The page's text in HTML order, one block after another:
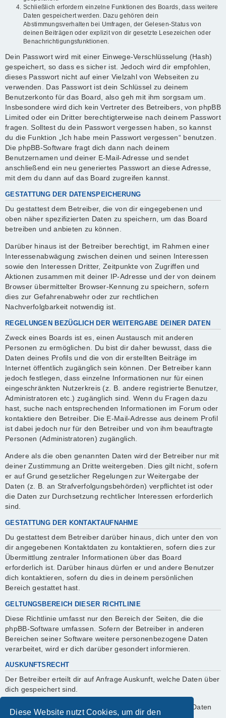
Diese Website nutzt Cookies, um dir den
Schließlich erfordern einzelne Funktionen des Boards, dass weitere
Daten gespeichert werden. Dazu gehören dein
Abstimmungsverhalten bei Umfragen, der Gelesen-Status von
deinen Beiträgen oder explizit von dir gesetzte Lesezeichen oder
Benachrichtigungsfunktionen.
Dein Passwort wird mit einer Einwege-Verschlüsselung (Hash)
gespeichert, so dass es sicher ist. Jedoch wird dir empfohlen,
dieses Passwort nicht auf einer Vielzahl von Webseiten zu
verwenden. Das Passwort ist dein Schlüssel zu deinem
Benutzerkonto für das Board, also geh mit ihm sorgsam um.
Insbesondere wird dich kein Vertreter des Betreibers, von phpBB
Limited oder ein Dritter berechtigterweise nach deinem Passwort
fragen. Solltest du dein Passwort vergessen haben, so kannst
du die Funktion „Ich habe mein Passwort vergessen“ benutzen.
Die phpBB-Software fragt dich dann nach deinem
Benutzernamen und deiner E-Mail-Adresse und sendet
anschließend ein neu generiertes Passwort an diese Adresse,
mit dem du dann auf das Board zugreifen kannst.
GESTATTUNG DER DATENSPEICHERUNG
Du gestattest dem Betreiber, die von dir eingegebenen und
oben näher spezifizierten Daten zu speichern, um das Board
betreiben und anbieten zu können.
Darüber hinaus ist der Betreiber berechtigt, im Rahmen einer
Interessenabwägung zwischen deinen und seinen Interessen
sowie den Interessen Dritter, Zeitpunkte von Zugriffen und
Aktionen zusammen mit deiner IP-Adresse und der von deinem
Browser übermittelter Browser-Kennung zu speichern, sofern
dies zur Gefahrenabwehr oder zur rechtlichen
Nachverfolgbarkeit notwendig ist.
REGELUNGEN BEZÜGLICH DER WEITERGABE DEINER DATEN
Zweck eines Boards ist es, einen Austausch mit anderen
Personen zu ermöglichen. Du bist dir daher bewusst, dass die
Daten deines Profils und die von dir erstellten Beiträge im
Internet öffentlich zugänglich sein können. Der Betreiber kann
jedoch festlegen, dass einzelne Informationen nur für einen
eingeschränkten Nutzerkreis (z. B. andere registrierte Benutzer,
Administratoren etc.) zugänglich sind. Wenn du Fragen dazu
hast, suche nach entsprechenden Informationen im Forum oder
kontaktiere den Betreiber. Die E-Mail-Adresse aus deinem Profil
ist dabei jedoch nur für den Betreiber und von ihm beauftragte
Personen (Administratoren) zugänglich.
Andere als die oben genannten Daten wird der Betreiber nur mit
deiner Zustimmung an Dritte weitergeben. Dies gilt nicht, sofern
er auf Grund gesetzlicher Regelungen zur Weitergabe der
Daten (z. B. an Strafverfolgungsbehörden) verpflichtet ist oder
die Daten zur Durchsetzung rechtlicher Interessen erforderlich
sind.
GESTATTUNG DER KONTAKTAUFNAHME
Du gestattest dem Betreiber darüber hinaus, dich unter den von
dir angegebenen Kontaktdaten zu kontaktieren, sofern dies zur
Übermittlung zentraler Informationen über das Board
erforderlich ist. Darüber hinaus dürfen er und andere Benutzer
dich kontaktieren, sofern du dies in deinem persönlichen
Bereich gestattet hast.
GELTUNGSBEREICH DIESER RICHTLINIE
Diese Richtlinie umfasst nur den Bereich der Seiten, die die
phpBB-Software umfassen. Sofern der Betreiber in anderen
Bereichen seiner Software weitere personenbezogene Daten
verarbeitet, wird er dich darüber gesondert informieren.
AUSKUNFTSRECHT
Der Betreiber erteilt dir auf Anfrage Auskunft, welche Daten über
dich gespeichert sind.
Du kannst jederzeit die Löschung bzw. Sperrung deiner Daten